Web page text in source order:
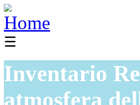
☰
Inventario
atmosfera